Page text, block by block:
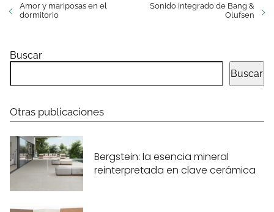
Amor y mariposas en el
dormitorio
Sonido integrado de Bang &
Olufsen
Buscar
Buscar
Otras publicaciones
Bergstein: la esencia mineral
reinterpretada en clave cerámica